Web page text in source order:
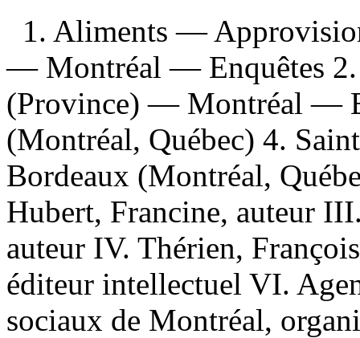
1. Aliments —
— Montréal — Enquêtes
(Province) — Montréal —
(Montréal, Québec) 4.
Bordeaux (Montréal,
Hubert, Francine, auteur
auteur IV. Thérien,
éditeur intellectuel VI.
sociaux de Montréal,